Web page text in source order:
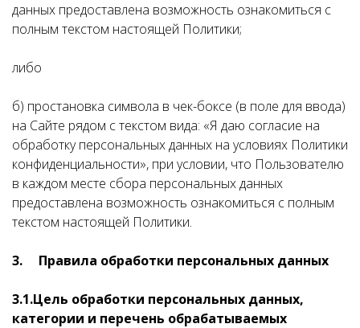
данных предоставлена возможность ознакомиться с
полным текстом настоящей Политики;
либо
б) простановка символа в чек-боксе (в поле для ввода)
на Сайте рядом с текстом вида: «Я даю согласие на
обработку персональных данных на условиях Политики
конфиденциальности», при условии, что Пользователю
в каждом месте сбора персональных данных
предоставлена возможность ознакомиться с полным
текстом настоящей Политики.
3. Правила обработки персональных данных
3.1.Цель обработки персональных данных,
категории и перечень обрабатываемых